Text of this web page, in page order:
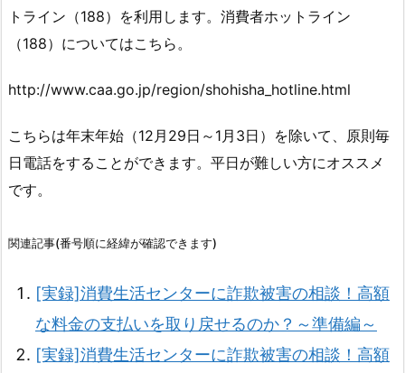
トライン（188）を利用します。消費者ホットライン
（188）についてはこちら。
http://www.caa.go.jp/region/shohisha_hotline.html
こちらは年末年始（12月29日～1月3日）を除いて、原則毎
日電話をすることができます。平日が難しい方にオススメ
です。
関連記事(番号順に経緯が確認できます)
[実録]消費生活センターに詐欺被害の相談！高額
な料金の支払いを取り戻せるのか？～準備編～
[実録]消費生活センターに詐欺被害の相談！高額